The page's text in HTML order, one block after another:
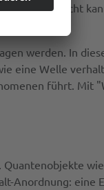
Vielleicht
werden. In
eine Welle
führt. Mit
Anordnung: eine